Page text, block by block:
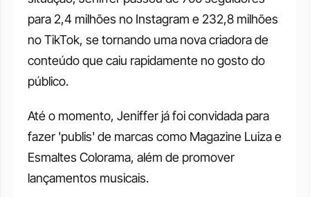
para 2,4 milhões no Instagram e 232,8 milhões
no TikTok, se tornando uma nova criadora de
conteúdo que caiu rapidamente no gosto do
público.
Até o momento, Jeniffer já foi convidada para
fazer 'publis' de marcas como Magazine Luiza e
Esmaltes Colorama, além de promover
lançamentos musicais.